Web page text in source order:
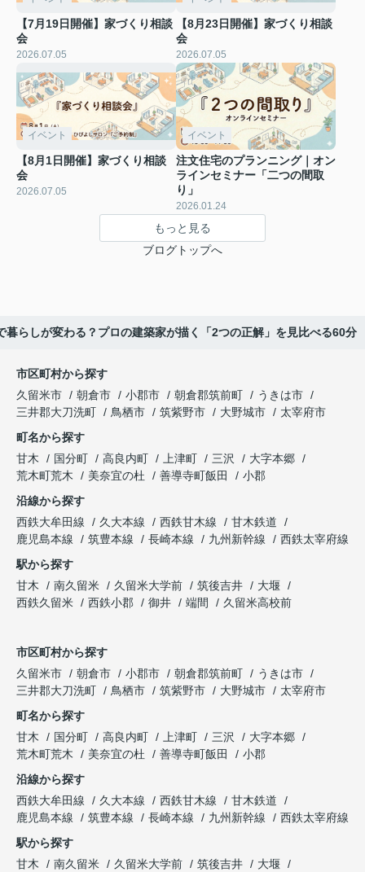
【7月19日開催】家づくり相談
会
2026.07.05
【8月23日開催】家づくり相談
会
2026.07.05
イベント
【8月1日開催】家づくり相談
会
2026.07.05
イベント
注文住宅のプランニング｜オン
ラインセミナー「二つの間取
り」
2026.01.24
もっと見る
ブログトップへ
暮らしが変わる？プロの建築家が描く「2つの正解」を見比べる60分
市区町村から探す
久留米市
朝倉市 小郡市 朝倉郡筑前町
うきは市
三井郡大刀洗町
鳥栖市 筑紫野市 大野城市
太宰府市
町名から探す
甘木
国分町 高良内町 上津町 三沢
大字本郷
荒木町荒木
美奈宜の杜 善導寺町飯田
小郡
沿線から探す
西鉄大牟田線
久大本線 西鉄甘木線
甘木鉄道
鹿児島本線
筑豊本線 長崎本線 九州新幹線
西鉄太宰府線
駅から探す
甘木
南久留米 久留米大学前 筑後吉井
大堰
西鉄久留米
西鉄小郡 御井 端間 久留米高校前
市区町村から探す
久留米市
朝倉市 小郡市 朝倉郡筑前町
うきは市
三井郡大刀洗町
鳥栖市 筑紫野市 大野城市
太宰府市
町名から探す
甘木
国分町 高良内町 上津町 三沢
大字本郷
荒木町荒木
美奈宜の杜 善導寺町飯田
小郡
沿線から探す
西鉄大牟田線
久大本線 西鉄甘木線
甘木鉄道
鹿児島本線
筑豊本線 長崎本線 九州新幹線
西鉄太宰府線
駅から探す
甘木
南久留米 久留米大学前 筑後吉井
大堰